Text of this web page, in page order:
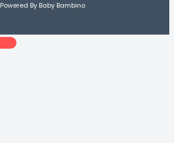
Powered By Baby Bambino